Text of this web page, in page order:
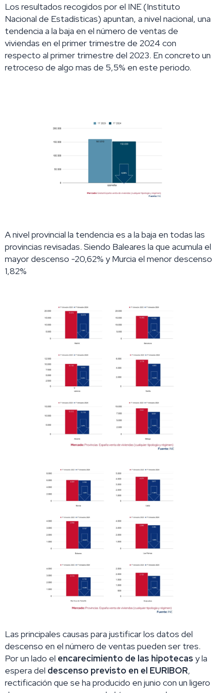
Los resultados recogidos por el INE (Instituto
Nacional de Estadísticas) apuntan, a nivel nacional, una
tendencia a la baja en el número de ventas de
viviendas en el primer trimestre de 2024 con
respecto al primer trimestre del 2023. En concreto un
retroceso de algo mas de 5,5% en este periodo.
A nivel provincial la tendencia es a la baja en todas las
provincias revisadas. Siendo Baleares la que acumula el
mayor descenso -20,62% y Murcia el menor descenso
1,82%
Las principales causas para justificar los datos del
descenso en el número de ventas pueden ser tres.
Por un lado el encarecimiento de las hipotecas yla
espera del descenso previsto en el EURIBOR,
rectificación que se ha producido en junio con un ligero